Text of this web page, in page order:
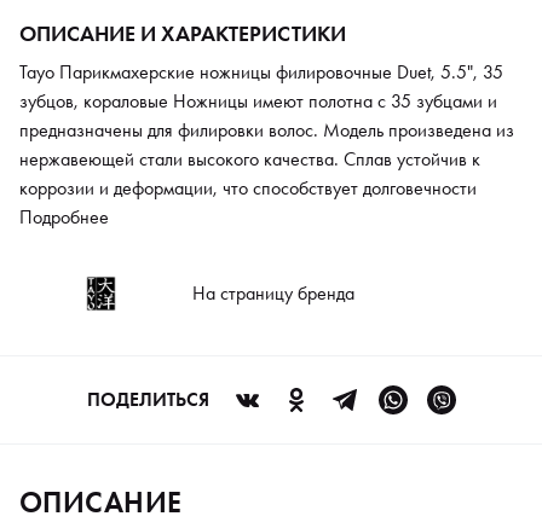
ОПИСАНИЕ И ХАРАКТЕРИСТИКИ
Tayo Парикмахерские ножницы филировочные Duet, 5.5", 35
зубцов, кораловые Ножницы имеют полотна с 35 зубцами и
предназначены для филировки волос. Модель произведена из
нержавеющей стали высокого качества. Сплав устойчив к
коррозии и деформации, что способствует долговечности
инструмента. Конвекционная заточка позволяет сохранить
Благодаря упругим вставкам и съемному упору ножницы
комфортно использовать. Рукоятка эргономичной формы
Подробнее
На страницу бренда
ПОДЕЛИТЬСЯ
ОПИСАНИЕ